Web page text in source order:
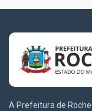
A Prefeitura de